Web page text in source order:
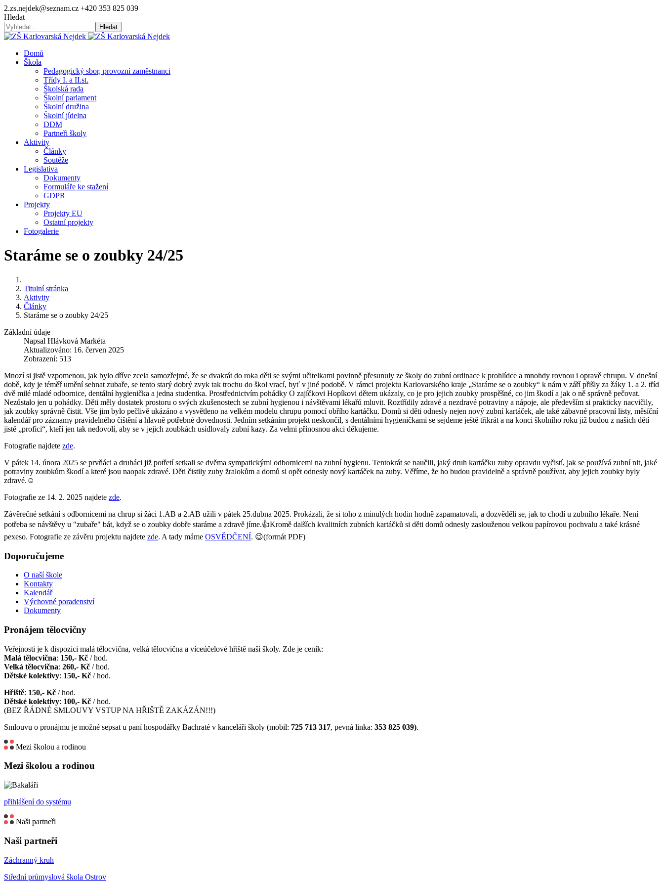
2.zs.nejdek@seznam.cz +420 353 825 039
Hledat
Hledat
Domů
Škola
Pedagogický sbor, provozní zaměstnanci
Třídy I. a II.st.
Školská rada
Školní parlament
Školní družina
Školní jídelna
DDM
Partneři školy
Aktivity
Články
Soutěže
Legislativa
Dokumenty
Formuláře ke stažení
GDPR
Projekty
Projekty EU
Ostatní projekty
Fotogalerie
Staráme se o zoubky 24/25
Titulní stránka
Aktivity
Články
Staráme se o zoubky 24/25
Základní údaje
Napsal Hlávková Markéta
Aktualizováno: 16. červen 2025
Zobrazení: 513
Mnozí si jistě vzpomenou, jak bylo dříve zcela samozřejmé, že se dvakrát do roka děti se svými učitelkami povinně přesunuly ze školy do zubní ordinace k prohlídce a mnohdy rovnou i opravě chrupu. V dnešní
době, kdy je téměř umění sehnat zubaře, se tento starý dobrý zvyk tak trochu do škol vrací, byť v jiné podobě. V rámci projektu Karlovarského kraje „Staráme se o zoubky“ k nám v září přišly za žáky 1. a 2. tříd
dvě milé mladé odbornice, dentální hygienička a jedna studentka. Prostřednictvím pohádky O zajíčkovi Hopíkovi dětem ukázaly, co je pro jejich zoubky prospěšné, co jim škodí a jak o ně správně pečovat.
Nezůstalo jen u pohádky. Děti měly dostatek prostoru o svých zkušenostech se zubní hygienou i návštěvami lékařů mluvit. Roztřídily zdravé a nezdravé potraviny a nápoje, ale především si prakticky nacvičily,
jak zoubky správně čistit. Vše jim bylo pečlivě ukázáno a vysvětleno na velkém modelu chrupu pomocí obřího kartáčku. Domů si děti odnesly nejen nový zubní kartáček, ale také zábavné pracovní listy, měsíční
kalendář pro záznamy pravidelného čištění a hlavně potřebné dovednosti. Jedním setkáním projekt neskončil, s dentálními hygieničkami se sejdeme ještě třikrát a na konci školního roku již budou z našich dětí
jistě „profíci“, kteří jen tak nedovolí, aby se v jejich zoubkách usídlovaly zubní kazy. Za velmi přínosnou akci děkujeme.
Fotografie najdete zde.
V pátek 14. února 2025 se prvňáci a druháci již potřetí setkali se dvěma sympatickými odbornicemi na zubní hygienu. Tentokrát se naučili, jaký druh kartáčku zuby opravdu vyčistí, jak se používá zubní nit, jaké
potraviny zoubkům škodí a které jsou naopak zdravé. Děti čistily zuby žralokům a domů si opět odnesly nový kartáček na zuby. Věříme, že ho budou pravidelně a správně používat, aby jejich zoubky byly
zdravé.☺️
Fotografie ze 14. 2. 2025 najdete zde.
Závěrečné setkání s odbornicemi na chrup si žáci 1.AB a 2.AB užili v pátek 25.dubna 2025. Prokázali, že si toho z minulých hodin hodně zapamatovali, a dozvěděli se, jak to chodí u zubního lékaře. Není
potřeba se návštěvy u "zubaře" bát, když se o zoubky dobře staráme a zdravě jíme.👍Kromě dalších kvalitních zubních kartáčků si děti domů odnesly zaslouženou velkou papírovou pochvalu a také krásné
pexeso. Fotografie ze závěru projektu najdete zde. A tady máme OSVĚDČENÍ. 😉(formát PDF)
Doporučujeme
O naší škole
Kontakty
Kalendář
Výchovné poradenství
Dokumenty
Pronájem tělocvičny
Veřejnosti je k dispozici malá tělocvična, velká tělocvična a víceúčelové hřiště naší školy. Zde je ceník:
Malá tělocvična: 150,- Kč / hod.
Velká tělocvična: 260,- Kč / hod.
Dětské kolektivy: 150,- Kč / hod.
Hřiště: 150,- Kč / hod.
Dětské kolektivy: 100,- Kč / hod.
(BEZ ŘÁDNÉ SMLOUVY VSTUP NA HŘIŠTĚ ZAKÁZÁN!!!)
Smlouvu o pronájmu je možné sepsat u paní hospodářky Bachraté v kanceláři školy (mobil: 725 713 317, pevná linka: 353 825 039).
Mezi školou a rodinou
Mezi školou a rodinou
přihlášení do systému
Naši partneři
Naši partneři
Záchranný kruh
Střední průmyslová škola Ostrov